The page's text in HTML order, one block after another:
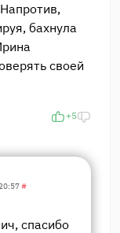
бахнула
своей
+5
#
спасибо